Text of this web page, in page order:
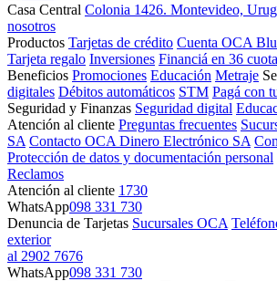
Casa Central Colonia 1426. Montevideo,
nosotros
Productos Tarjetas de crédito Cuenta OCA
Tarjeta regalo Inversiones Financiá en 36
Beneficios Promociones Educación Metraje
digitales Débitos automáticos STM Pagá con
Seguridad y Finanzas Seguridad digital
Atención al cliente Preguntas frecuentes
SA Contacto OCA Dinero Electrónico SA
Protección de datos y documentación personal
Reclamos
Atención al cliente 1730
WhatsApp098 331 730
Denuncia de Tarjetas Sucursales OCA
exterior
al 2902 7676
WhatsApp098 331 730